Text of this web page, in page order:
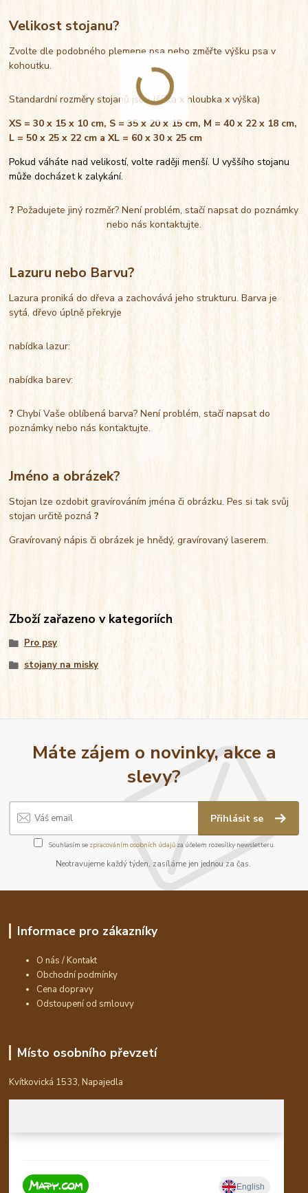
Velikost stojanu?
Zvolte dle podobného plemene psa nebo změřte výšku psa v
kohoutku.
Standardní rozměry stojanů jsou (šířka x hloubka x výška)
XS = 30 x 15 x 10 cm, S = 35 x 20 x 15 cm, M = 40 x 22 x 18 cm,
L = 50 x 25 x 22 cm a XL = 60 x 30 x 25 cm
Pokud váháte nad velikostí, volte raději menší. U vyššího stojanu
může docházet k zalykání.
? Požadujete jiný rozměr? Není problém, stačí napsat do poznámky
nebo nás kontaktujte.
Lazuru nebo Barvu?
Lazura proniká do dřeva a zachovává jeho strukturu. Barva je
sytá, dřevo úplně překryje
nabídka lazur:
nabídka barev:
?Chybí Vaše oblíbená barva? Není problém, stačí napsat do
poznámky nebo nás kontaktujte.
Jméno a obrázek?
Stojan lze ozdobit gravírováním jména či obrázku. Pes si tak svůj
stojan určitě pozná?
Gravírovaný nápis či obrázek je hnědý, gravírovaný laserem.
Zboží zařazeno v kategoriích
Pro psy
stojany na misky
Máte zájem o novinky, akce a
slevy?
Přihlásit se
Souhlasím se zpracováním osobních údajůza účelem rozesílky newsletteru.
Neotravujeme každý týden, zasíláme jen jednou za čas.
Informace pro zákazníky
O nás / Kontakt
Obchodní podmínky
Cena dopravy
Odstoupení od smlouvy
Místo osobního převzetí
Kvítkovická 1533, Napajedla